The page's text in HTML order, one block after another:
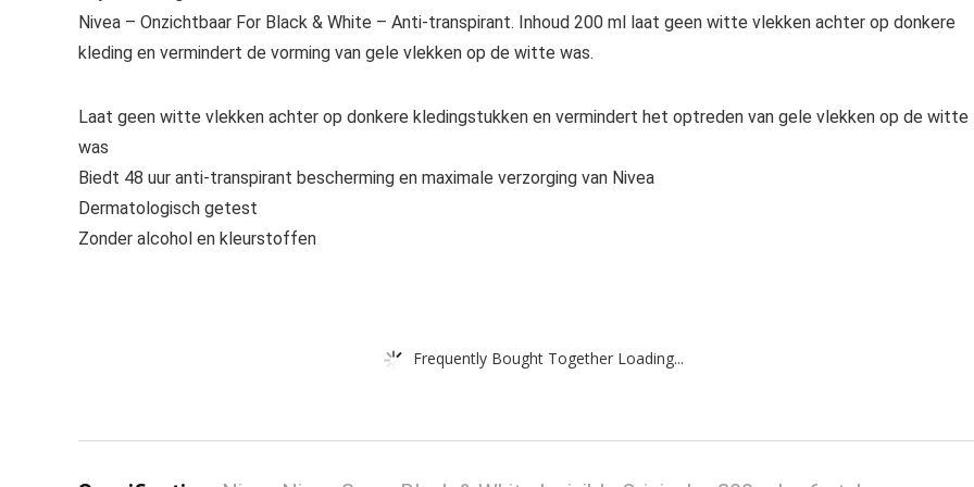
Nivea – Onzichtbaar For Black & White – Anti-transpirant. Inhoud 200 ml laat geen witte vlekken achter op donkere
kleding en vermindert de vorming van gele vlekken op de witte was.
Laat geen witte vlekken achter op donkere kledingstukken en vermindert het optreden van gele vlekken op de witte
was
Biedt 48 uur anti-transpirant bescherming en maximale verzorging van Nivea
Dermatologisch getest
Zonder alcohol en kleurstoffen
Frequently Bought Together Loading...